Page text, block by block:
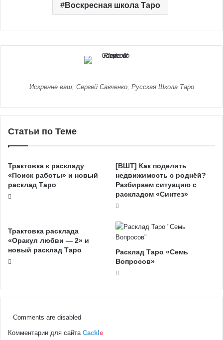
Воскресная школа Таро
Искренне ваш, Сергей Савченко, Русская Школа Таро
Статьи по Теме
Трактовка к раскладу
«Поиск работы» и новый
расклад Таро
[ВШТ] Как поделить
недвижимость с роднёй?
Разбираем ситуацию с
раскладом «Синтез»
Трактовка расклада
«Оракул любви — 2» и
новый расклад Таро
Расклад Таро «Семь
Вопросов»
Comments are disabled
Комментарии для сайта Cackle